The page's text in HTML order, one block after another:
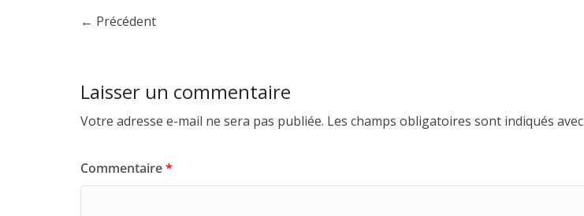
← Précédent
Laisser un commentaire
Votre adresse e-mail ne sera pas publiée. Les champs obligatoires sont indiqués avec
Commentaire*